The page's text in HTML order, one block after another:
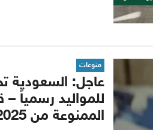
منوعات
للمواليد رسمياً –
الممنوعة من 2025